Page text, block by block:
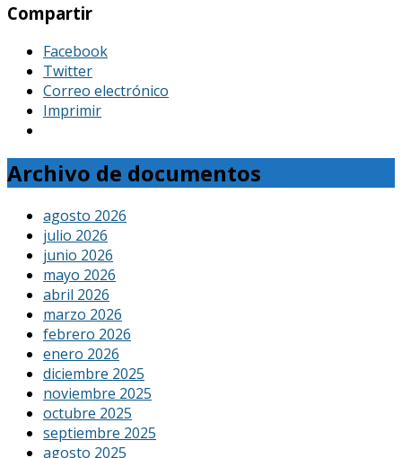
Compartir
Facebook
Twitter
Correo electrónico
Imprimir
Archivo de documentos
agosto 2026
julio 2026
junio 2026
mayo 2026
abril 2026
marzo 2026
febrero 2026
enero 2026
diciembre 2025
noviembre 2025
octubre 2025
septiembre 2025
agosto 2025